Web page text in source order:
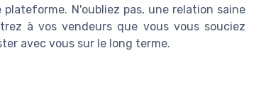
N'oubliez pas, une relation saine
à vos vendeurs que vous vous souciez
avec vous sur le long terme.